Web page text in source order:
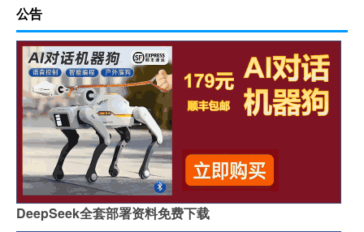
公告
DeepSeek全套部署资料免费下载